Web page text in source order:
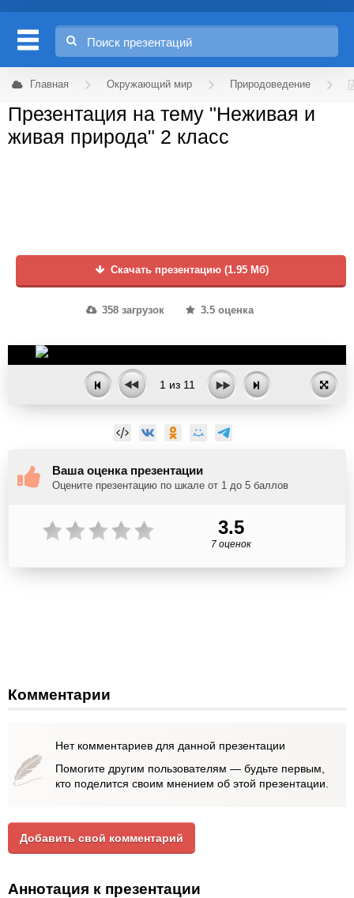
Главная Окружающий мир Природоведение
Презентация на тему "Неживая и
живая природа" 2 класс
Скачать презентацию (1.95 Мб)
358 загрузок 3.5 оценка
1 из 11
Ваша оценка презентации
Оцените презентацию по шкале от 1 до 5 баллов
3.5
7 оценок
Комментарии
Нет комментариев для данной презентации
Помогите другим пользователям — будьте первым,
кто поделится своим мнением об этой презентации.
Добавить свой комментарий
Аннотация к презентации